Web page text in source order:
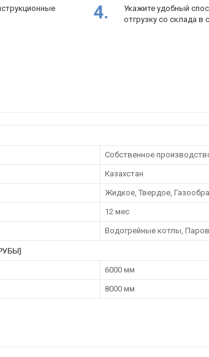
4.
Укажите удобный
отгрузку со склада в
Собственное
Казахстан
Жидкое, Твердое,
12 мес
Водогрейные котлы,
6000 мм
8000 мм